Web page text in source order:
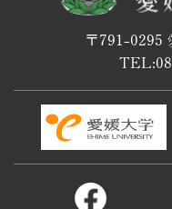
〒791-0295
TEL: